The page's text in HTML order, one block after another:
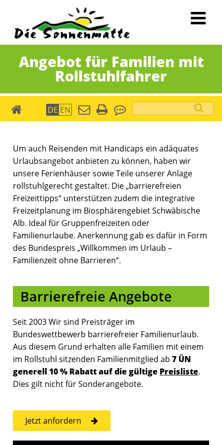
Angebot für Familien mit
Rollstuhlfahrer
DE EN Suchbegriffe
Sonnenmatte
Um auch Reisenden mit Handicaps ein adäquates
Urlaubsangebot anbieten zu können, haben wir
unsere Ferienhäuser sowie Teile unserer Anlage
rollstuhlgerecht gestaltet. Die „barrierefreien
Freizeittipps“ unterstützen zudem die integrative
Freizeitplanung im Biosphärengebiet Schwäbische
Alb. Ideal für Gruppenfreizeiten oder
Familienurlaube. Anerkennung gab es dafür in Form
des Bundespreis „Willkommen im Urlaub –
Familienzeit ohne Barrieren“.
Barrierefreie Angebote
Seit 2003 Wir sind Preisträger im
Bundeswettbewerb barrierefreier Familienurlaub.
Aus diesem Grund erhalten alle Familien mit einem
im Rollstuhl sitzenden Familienmitglied ab7 ÜN
generell 10 % Rabatt auf die gültige Preisliste.
Dies gilt nicht für Sonderangebote.
Jetzt anfordern